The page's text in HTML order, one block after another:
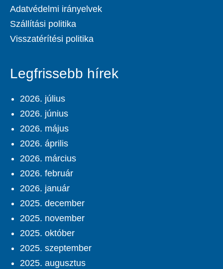
Adatvédelmi irányelvek
Szállítási politika
Visszatérítési politika
Legfrissebb hírek
2026. július
2026. június
2026. május
2026. április
2026. március
2026. február
2026. január
2025. december
2025. november
2025. október
2025. szeptember
2025. augusztus